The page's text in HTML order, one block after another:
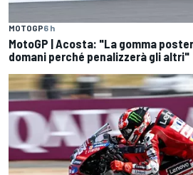
MOTOGP6 h
MotoGP | Acosta: "La gomma
domani perché penalizzerà gli altri"